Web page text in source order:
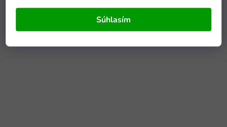
Súhlasím